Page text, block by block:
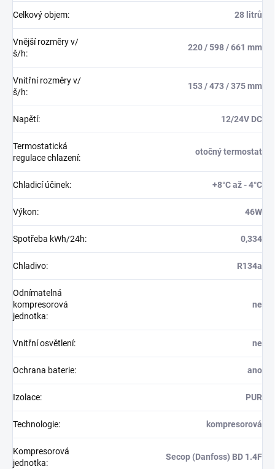
Celkový objem: 28 litrů
Vnější rozměry v/
š/h:
220 / 598 / 661 mm
Vnitřní rozměry v/
š/h:
153 / 473 / 375 mm
Napětí: 12/24V DC
Termostatická
regulace chlazení:
otočný termostat
Chladicí účinek: +8°C až - 4°C
Výkon: 46W
Spotřeba kWh/24h: 0,334
Chladivo: R134a
Odnímatelná
kompresorová
jednotka:
ne
Vnitřní osvětlení: ne
Ochrana baterie: ano
Izolace: PUR
Technologie: kompresorová
Kompresorová
jednotka:
Secop (Danfoss) BD 1.4F